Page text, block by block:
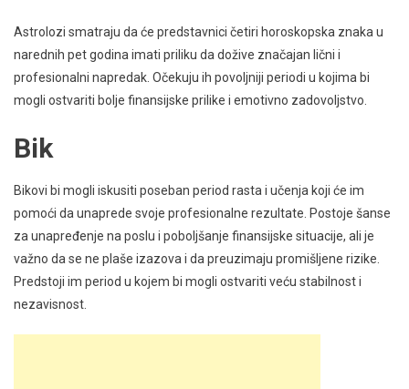
Astrolozi smatraju da će predstavnici četiri horoskopska znaka u
narednih pet godina imati priliku da dožive značajan lični i
profesionalni napredak. Očekuju ih povoljniji periodi u kojima bi
mogli ostvariti bolje finansijske prilike i emotivno zadovoljstvo.
Bik
Bikovi bi mogli iskusiti poseban period rasta i učenja koji će im
pomoći da unaprede svoje profesionalne rezultate. Postoje šanse
za unapređenje na poslu i poboljšanje finansijske situacije, ali je
važno da se ne plaše izazova i da preuzimaju promišljene rizike.
Predstoji im period u kojem bi mogli ostvariti veću stabilnost i
nezavisnost.